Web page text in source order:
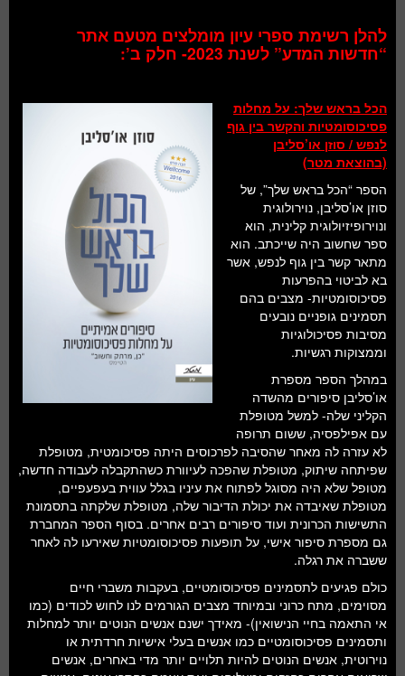
פיזיקה
חברה
חלל ומדעי כדור הארץ
עתידנות
סקירות ספרים
טעימות מדע
להלן רשימת ספרי עיון מומלצים מטעם אתר
“חדשות המדע” לשנת 2023- חלק ב’:
הכל בראש שלך: על מחלות
פסיכוסומטיות והקשר בין גוף
לנפש / סוזן או’סליבן
(בהוצאת מטר)
הספר “הכל בראש שלך”, של
סוזן או’סליבן, נוירולוגית
ונוירופיזיולוגית קלינית, הוא
ספר שחשוב היה שייכתב. הוא
מתאר קשר בין גוף לנפש, אשר
בא לביטוי בהפרעות
פסיכוסומטיות- מצבים בהם
תסמינים גופניים נובעים
מסיבות פסיכולוגיות
וממצוקות רגשיות.
במהלך הספר מספרת
או’סליבן סיפורים מהשדה
הקליני שלה- למשל מטופלת
עם אפילפסיה, ששום תרופה
לא עזרה לה מאחר שהסיבה לפרכוסים היתה פסיכומטית, מטופלת
שפיתחה שיתוק, מטופלת שהפכה לעיוורת כשהתקבלה לעבודה חדשה,
מטופל שלא היה מסוגל לפתוח את עיניו בגלל עווית בעפעפיים,
מטופלת שאיבדה את יכולת הדיבור שלה, מטופלת שלקתה בתסמונת
התשישות הכרונית ועוד סיפורים רבים אחרים. בסוף הספר המחברת
גם מספרת סיפור אישי, על תופעות פסיכוסומטיות שאירעו לה לאחר
ששברה את רגלה.
כולם פגיעים לתסמינים פסיכוסומטיים, בעקבות משברי חיים
מסוימים, מתח כרוני ובמיוחד מצבים הגורמים לנו לחוש לכודים (כמו
אי התאמה בחיי הנישואין)- מאידך ישנם אנשים הנוטים יותר למחלות
ותסמינים פסיכוסומטיים כמו אנשים בעלי אישיות חרדתית או
נוירוטית, אנשים הנוטים להיות תלויים יותר מדי באחרים, אנשים